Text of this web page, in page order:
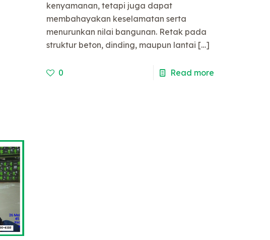
kenyamanan, tetapi juga dapat
membahayakan keselamatan serta
menurunkan nilai bangunan. Retak pada
struktur beton, dinding, maupun lantai […]
0 Read more